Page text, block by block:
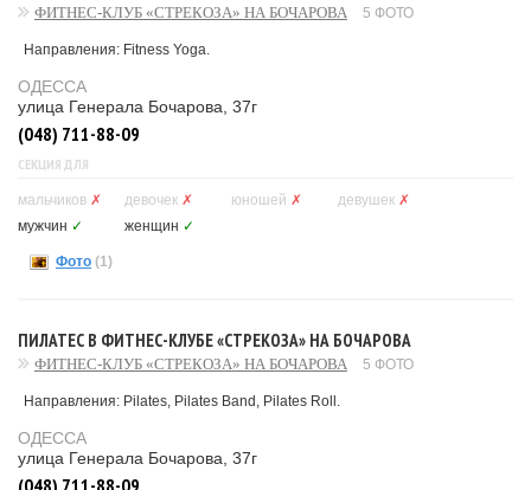
ФИТНЕС-КЛУБ «СТРЕКОЗА» НА БОЧАРОВА 5 ФОТО
Направления: Fitness Yoga.
ОДЕССА
улица Генерала Бочарова, 37г
(048) 711-88-09
СЕКЦИЯ ДЛЯ
мальчиков ✗ девочек ✗ юношей ✗ девушек ✗
мужчин ✓ женщин ✓
Фото (1)
ПИЛАТЕС В ФИТНЕС-КЛУБЕ «СТРЕКОЗА» НА БОЧАРОВА
ФИТНЕС-КЛУБ «СТРЕКОЗА» НА БОЧАРОВА 5 ФОТО
Направления: Pilates, Pilates Band, Pilates Roll.
ОДЕССА
улица Генерала Бочарова, 37г
(048) 711-88-09